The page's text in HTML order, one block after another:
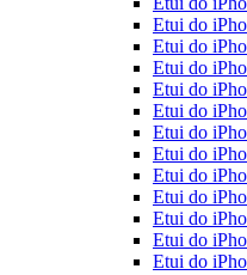
Etui do
Etui do
Etui do
Etui do
Etui do
Etui do
Etui do
Etui do
Etui do
Etui do
Etui do
Etui do